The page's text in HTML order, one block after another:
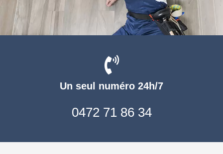
Un seul numéro 24h/7
0472 71 86 34